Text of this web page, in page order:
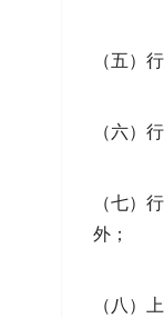
（五）
（六）
（七）
外；
（八）